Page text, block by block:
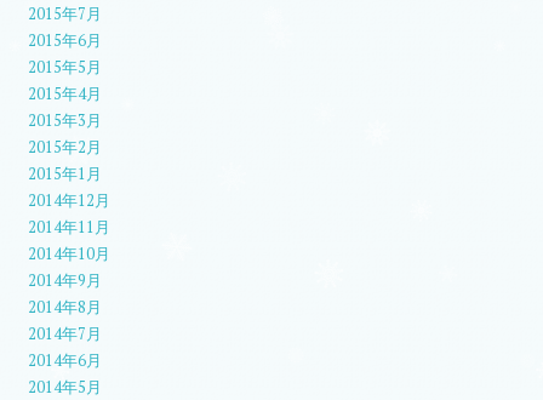
2015年7月
2015年6月
2015年5月
2015年4月
2015年3月
2015年2月
2015年1月
2014年12月
2014年11月
2014年10月
2014年9月
2014年8月
2014年7月
2014年6月
2014年5月